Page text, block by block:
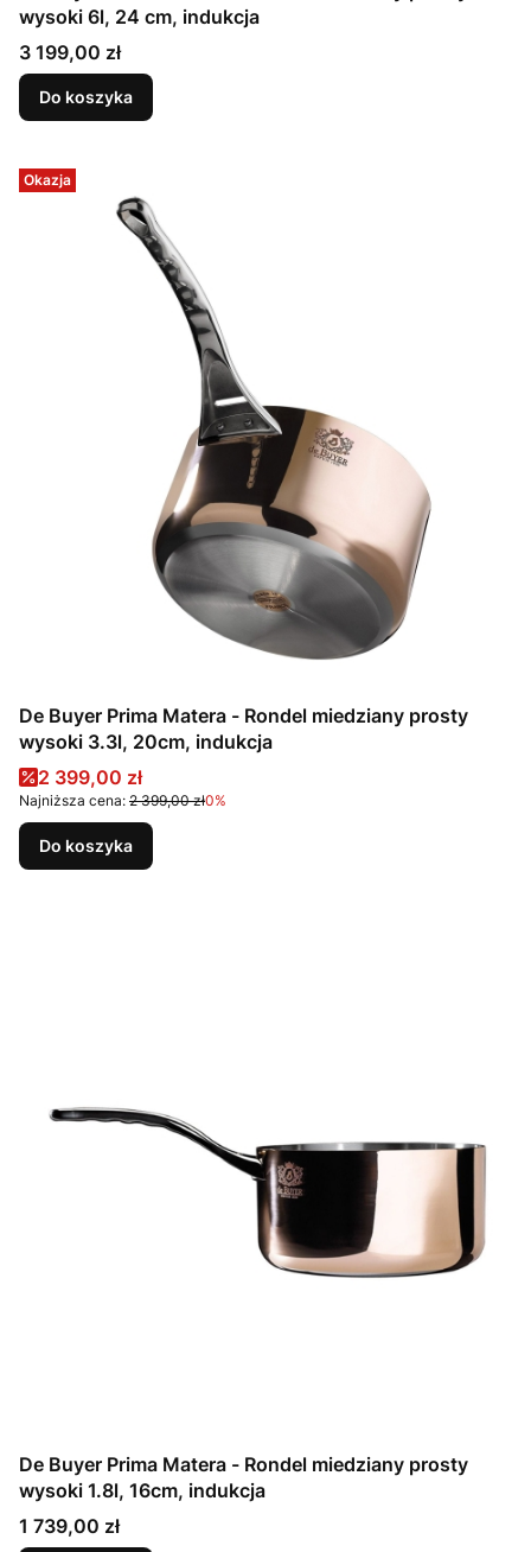
wysoki 6l, 24 cm, indukcja
Cena
3 199,00 zł
Do koszyka
Okazja
De Buyer Prima Matera - Rondel miedziany prosty
wysoki 3.3l, 20cm, indukcja
Cena promocyjna
2 399,00 zł
Najniższa cena: 2 399,00 zł0%
Do koszyka
De Buyer Prima Matera - Rondel miedziany prosty
wysoki 1.8l, 16cm, indukcja
Cena
1 739,00 zł